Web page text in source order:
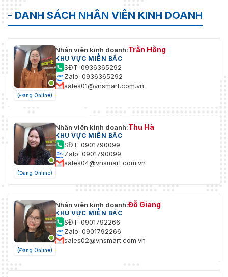
- DANH SÁCH NHÂN VIÊN KINH DOANH
(Đang Online)
Nhân viên kinh doanh:Trần Hồng
KHU VỰC MIỀN BẮC
SĐT: 0936365292
Zalo: 0936365292
sales01@vnsmart.com.vn
(Đang Online)
Nhân viên kinh doanh:Thu Hà
KHU VỰC MIỀN BẮC
SĐT: 0901790099
Zalo: 0901790099
sales04@vnsmart.com.vn
(Đang Online)
Nhân viên kinh doanh:Đỗ Giang
KHU VỰC MIỀN BẮC
SĐT: 0901792266
Zalo: 0901792266
sales02@vnsmart.com.vn